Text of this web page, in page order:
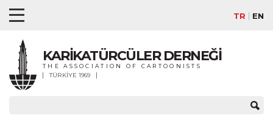
TR EN
KARİKATÜRCÜLER DERNEĞİ
THE ASSOCIATION OF CARTOONISTS
TÜRKİYE 1969